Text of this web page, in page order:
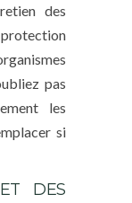
des
pas
les
si
DES